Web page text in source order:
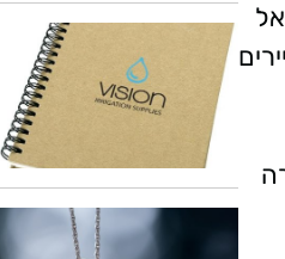
לדיירים